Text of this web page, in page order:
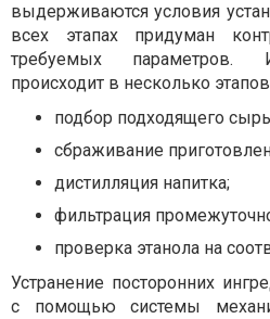
выдерживаются условия
всех этапах придуман
требуемых параметров.
происходит в несколько
подбор подходящего
сбраживание
дистилляция напитка;
фильтрация
проверка этанола на
Устранение посторонних
с помощью системы